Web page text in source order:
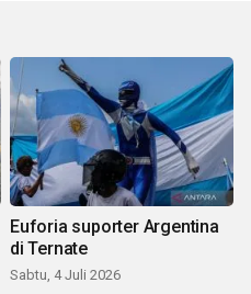
Euforia suporter Argentina
di Ternate
Sabtu, 4 Juli 2026